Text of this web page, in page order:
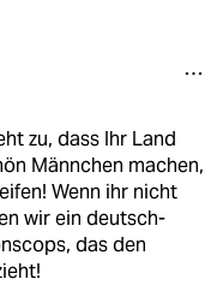
zu, dass Ihr Land
Männchen machen,
Wenn ihr nicht
wir ein deutsch-
das den